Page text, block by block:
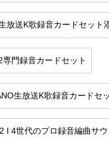
放送K歌録音カードセット
門録音カードセット
生放送K歌録音カードセ
I 4世代のプロ録音編曲サ